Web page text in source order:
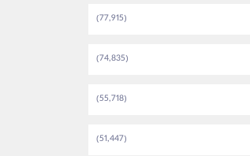
(77,915)
(74,835)
(55,718)
(51,447)